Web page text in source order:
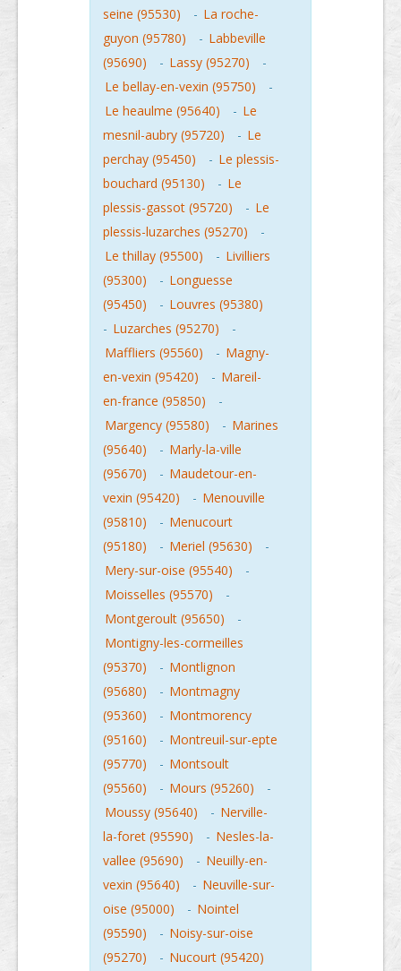
seine (95530)
- La roche-
guyon (95780)
- Labbeville
(95690)
- Lassy (95270)
-
Le bellay-en-vexin (95750)
-
Le heaulme (95640)
- Le
mesnil-aubry (95720)
- Le
perchay (95450)
- Le plessis-
bouchard (95130)
- Le
plessis-gassot (95720)
- Le
plessis-luzarches (95270)
-
Le thillay (95500)
- Livilliers
(95300)
- Longuesse
(95450)
- Louvres (95380)
- Luzarches (95270)
-
Maffliers (95560)
- Magny-
en-vexin (95420)
- Mareil-
en-france (95850)
-
Margency (95580)
- Marines
(95640)
- Marly-la-ville
(95670)
- Maudetour-en-
vexin (95420)
- Menouville
(95810)
- Menucourt
(95180)
- Meriel (95630)
-
Mery-sur-oise (95540)
-
Moisselles (95570)
-
Montgeroult (95650)
-
Montigny-les-cormeilles
(95370)
- Montlignon
(95680)
- Montmagny
(95360)
- Montmorency
(95160)
- Montreuil-sur-epte
(95770)
- Montsoult
(95560)
- Mours (95260)
-
Moussy (95640)
- Nerville-
la-foret (95590)
- Nesles-la-
vallee (95690)
- Neuilly-en-
vexin (95640)
- Neuville-sur-
oise (95000)
- Nointel
(95590)
- Noisy-sur-oise
(95270)
- Nucourt (95420)